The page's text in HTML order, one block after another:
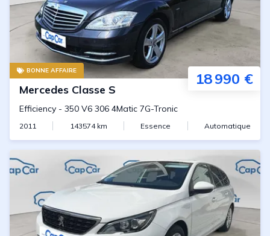
BONNE AFFAIRE 18 990 €
Mercedes Classe S
Efficiency - 350 V6 306 4Matic 7G-Tronic
2011 143574km Essence Automatique